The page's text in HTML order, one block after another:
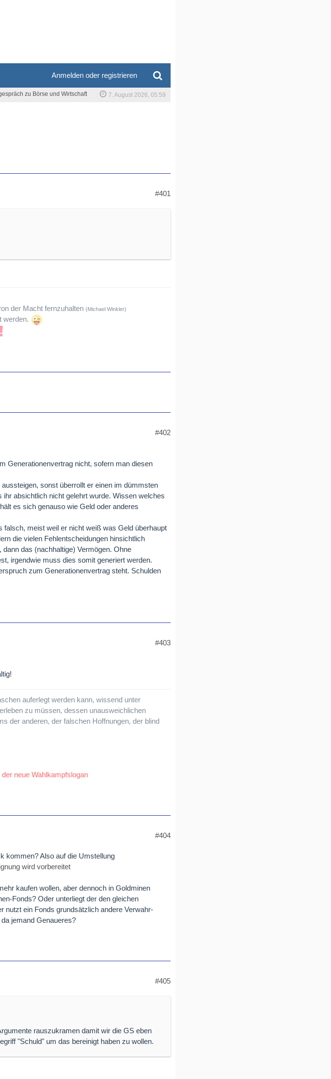
Anmelden oder registrieren
zu Börse und Wirtschaft 7. August 2026, 05:59
#401
der Macht fernzuhalten (Michael Winkler)
werden.
#402
Generationenvertrag nicht, sofern man diesen
sonst überrollt er einen im dümmsten
absichtlich nicht gelehrt wurde. Wissen welches
es sich genauso wie Geld oder anderes
meist weil er nicht weiß was Geld überhaupt
die vielen Fehlentscheidungen hinsichtlich
das (nachhaltige) Vermögen. Ohne
irgendwie muss dies somit generiert werden.
zum Generationenvertrag steht. Schulden
#403
auferlegt werden kann, wissend unter
zu müssen, dessen unausweichlichen
der anderen, der falschen Hoffnungen, der blind
neue Wahlkampfslogan
#404
kommen? Also auf die Umstellung
wird vorbereitet
kaufen wollen, aber dennoch in Goldminen
Fonds? Oder unterliegt der den gleichen
nutzt ein Fonds grundsätzlich andere Verwahr-
jemand Genaueres?
#405
rauszukramen damit wir die GS eben
"Schuld" um das bereinigt haben zu wollen.